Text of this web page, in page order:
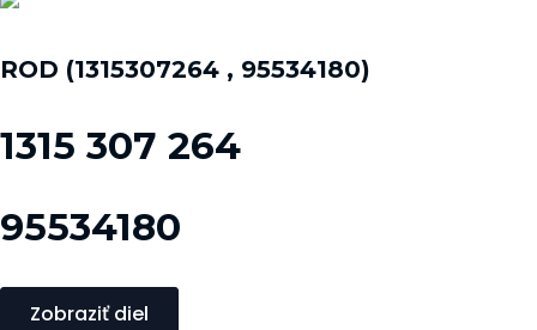
ROD (1315307264 , 95534180)
1315 307 264
95534180
Zobraziť diel